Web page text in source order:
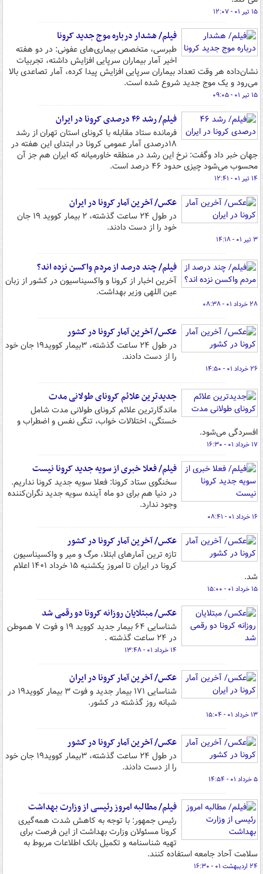
۱۵ تیر ۰۱ - ۱۲:۰۷
فیلم/ هشدار درباره موج جدید کرونا
طبرسی، متخصص بیماری‌های عفونی: در دو هفته
اخیر آمار بیماران سرپایی افزایش داشته، تجربیات
نشان‌داده هر وقت تعداد بیماران سرپایی افزایش پیدا کرده، آمار تصاعدی بالا
می‌رود و یک موج جدید شروع شده است.
۱۵ تیر ۰۱ - ۰۹:۰۵
فیلم/ رشد ۴۶ درصدی کرونا در ایران
فرمانده ستاد مقابله با کرونای استان تهران از رشد
۱۸درصدی آمار عمومی کرونا در ابتدای این هفته در
جهان خبر داد وگفت: نرخ این رشد در منطقه خاورمیانه که ایران هم جز آن
محسوب می‌شود چیزی حدود ۴۶ درصد است.
۱۴ تیر ۰۱ - ۱۲:۴۱
عکس/ آخرین آمار کرونا در ایران
در طول ۲۴ ساعت گذشته، ۲ بیمار کووید ۱۹ جان
خود را از دست دادند.
۳ تیر ۰۱ - ۱۴:۱۸
فیلم/ چند درصد از مردم واکسن نزده اند؟
آخرین اخبار از کرونا و واکسیناسیون در کشور از زبان
عین اللهی وزیر بهداشت.
۲۸ خرداد ۰۱ - ۰۸:۳۸
عکس/ آخرین آمار کرونا در کشور
در طول ۲۴ ساعت گذشته، ۳بیمار کووید۱۹ جان خود
را از دست دادند.
۲۶ خرداد ۰۱ - ۱۴:۵۰
جدیدترین علائم کرونای طولانی مدت
ماندگارترین علائم کرونای طولانی مدت شامل
خستگی، اختلالات خواب، تنگی نفس و اضطراب و
افسردگی می‌شود.
۱۷ خرداد ۰۱ - ۱۶:۳۰
فیلم/ فعلا خبری از سویه جدید کرونا نیست
سخنگوی ستاد کرونا: فعلا سویه جدید کرونا نداریم.
در دنیا هم برای دو ماه آینده سویه جدید نگران‌کننده
وجود ندارد.
۱۶ خرداد ۰۱ - ۰۸:۴۱
عکس/ آخرین آمار کرونا در کشور
تازه ترین آمارهای ابتلا، مرگ و میر و واکسیناسیون
کرونا در ایران تا امروز یکشنبه ۱۵ خرداد ۱۴۰۱ اعلام
شد.
۱۵ خرداد ۰۱ - ۱۵:۰۰
عکس/ مبتلایان روزانه کرونا دو رقمی شد
شناسایی ۶۴ بیمار جدید کووید ۱۹ و فوت ۷ هموطن
در ۲۴ ساعت گذشته ‌.
۱۴ خرداد ۰۱ - ۱۳:۴۸
عکس/ آخرین آمار کرونا در ایران
شناسایی ۱۷۱ بیمار جدید و فوت ۳ بیمار کووید۱۹ در
شبانه روز گذشته در کشور.
۱۳ خرداد ۰۱ - ۱۵:۰۴
عکس/ آخرین آمار کرونا در کشور
در طول ۲۴ ساعت گذشته، ۳بیمار کووید۱۹ جان خود
را از دست دادند.
۵ خرداد ۰۱ - ۱۴:۵۴
فیلم/ مطالبه امروز رئیسی از وزارت بهداشت
رئیس جمهور: با توجه به کاهش شدت همه‌گیری
کرونا مسئولان وزارت بهداشت از این فرصت برای
تهیه شناسنامه و تکمیل بانک اطلاعات مربوط به
سلامت آحاد جامعه استفاده کنند.
۲۴ اردیبهشت ۰۱ - ۱۶:۳۰